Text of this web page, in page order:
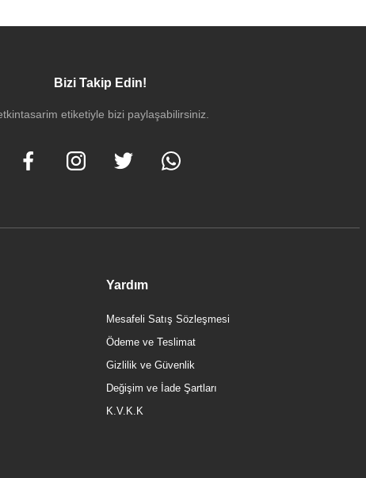
Bizi Takip Edin!
etiketiyle bizi paylaşabilirsiniz.
Yardım
Mesafeli Satış Sözleşmesi
Ödeme ve Teslimat
Gizlilik ve Güvenlik
Değişim ve İade Şartları
K.V.K.K